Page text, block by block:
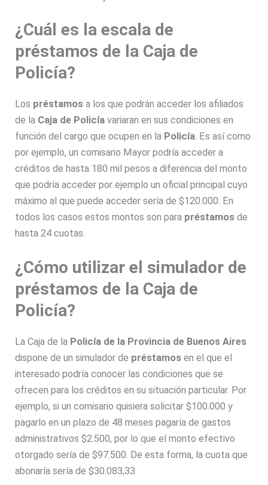
¿Cuál es la escala de
préstamos de la Caja de
Policía?
Los préstamosa los que podrán acceder los afiliados
de la Caja de Policía variaran en sus condiciones en
función del cargo que ocupen en la Policía. Es así como
por ejemplo, un comisario Mayor podría acceder a
créditos de hasta 180 mil pesos a diferencia del monto
que podría acceder por ejemplo un oficial principal cuyo
máximo al que puede acceder sería de $120.000. En
todos los casos estos montos son para préstamosde
hasta 24 cuotas.
¿Cómo utilizar el simulador de
préstamos de la Caja de
Policía?
La Caja de la Policía de la Provincia de Buenos Aires
dispone de un simulador de préstamosen el que el
interesado podría conocer las condiciones que se
ofrecen para los créditos en su situación particular. Por
ejemplo, si un comisario quisiera solicitar $100.000 y
pagarlo en un plazo de 48 meses pagaría de gastos
administrativos $2.500, por lo que el monto efectivo
otorgado sería de $97.500. De esta forma, la cuota que
abonaría sería de $30.083,33.